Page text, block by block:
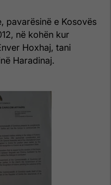
pavarësinë e Kosovës
në kohën kur
Hoxhaj, tani
Haradinaj.